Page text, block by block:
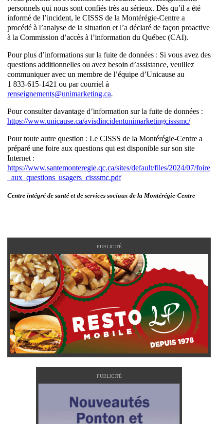
personnels qui nous sont confiés très au sérieux. Dès qu’il a été
informé de l’incident, le CISSS de la Montérégie-Centre a
procédé à l’analyse de la situation et l’a déclaré de façon proactive
à la Commission d’accès à l’information du Québec (CAI).
Pour plus d’informations sur la fuite de données : Si vous avez des
questions additionnelles ou avez besoin d’assistance, veuillez
communiquer avec un membre de l’équipe d’Unicause au
1 833-615-1421 ou par courriel à
renseignements@unimarketing.ca.
Pour consulter davantage d’information sur la fuite de données :
https://www.unicause.ca/avisdincidentunimarketingcisssmc/
Pour toute autre question : Le CISSS de la Montérégie-Centre a
préparé une foire aux questions qui est disponible sur son site
Internet :
https://www.santemonteregie.qc.ca/sites/default/files/2024/07/foire
_aux_questions_usagers_cisssmc.pdf
Centre intégré de santé et de services sociaux de la Montérégie-Centre
PUBLICITÉ
PUBLICITÉ